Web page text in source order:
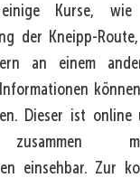
Kurse, wie
der Kneipp-
an einem
Dieser ist online
zusammen
einsehbar. Zur